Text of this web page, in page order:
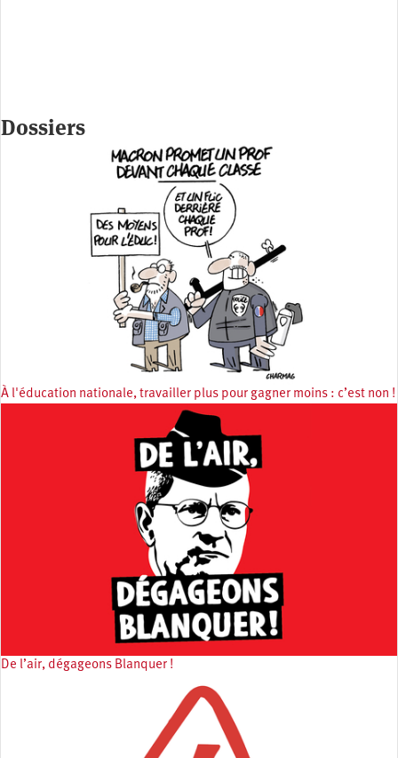
Dossiers
À l'éducation nationale, travailler plus pour gagner moins : c’est non !
De l’air, dégageons Blanquer !